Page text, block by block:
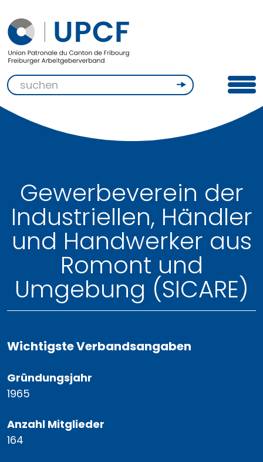
Gewerbeverein der
Industriellen, Händler
und Handwerker aus
Romont und
Umgebung (SICARE)
Wichtigste Verbandsangaben
Gründungsjahr
1965
Anzahl Mitglieder
164